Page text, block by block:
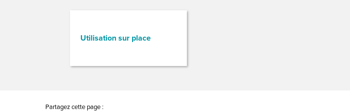
Utilisation sur place
Partagez cette page :